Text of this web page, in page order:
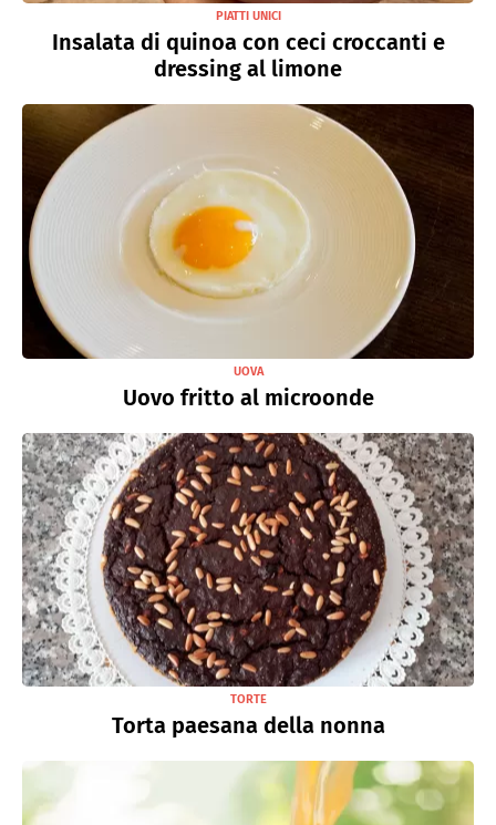
PIATTI UNICI
Insalata di quinoa con ceci croccanti e
dressing al limone
UOVA
Uovo fritto al microonde
TORTE
Torta paesana della nonna